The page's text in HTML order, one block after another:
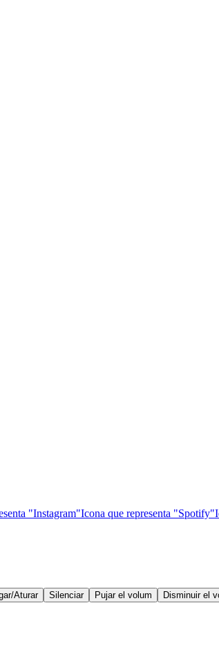
"Instagram"Icona que representa "Spotify"
Aturar Silenciar Pujar el volum Disminuir el